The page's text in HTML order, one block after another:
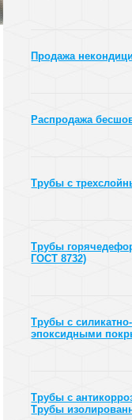
Продажа
Распродажа
Трубы с
Трубы
ГОСТ 8732)
Трубы с
эпоксидными
Трубы с
Трубы